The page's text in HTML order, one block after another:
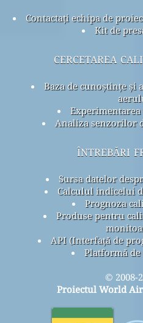
Contactați echipa de
Kit de
cercetarea
Baza de cunoștințe și
Analiza senzorilor
întrebări
Sursa datelor
Calculul indicelui
Prognoza
Produse pentru
API (Interfață de
Platformă
© 2008-
Proiectul World